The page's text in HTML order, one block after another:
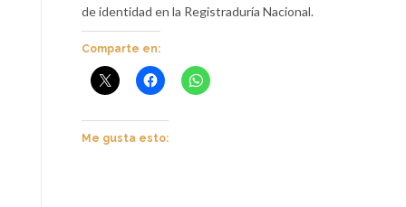
de identidad en la Registraduría Nacional.
Comparte en:
Me gusta esto: